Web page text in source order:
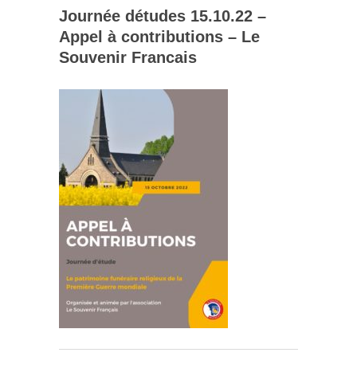
Journée détudes 15.10.22 –
Appel à contributions – Le
Souvenir Francais